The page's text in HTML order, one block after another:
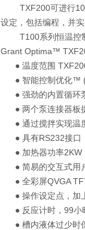
TXF200可进行10个
设定，包括编程，并
T100系列恒温控制
Grant Optima™
● 温度范围
● 智能控制优化™
● 强劲的内置循环
● 两个泵连接器板
● 通过搅拌实现温
● 具有RS232接口
● 加热器功率2KW
● 简易的交互式用
● 全彩屏QVGA
● 操作设定点，加
● 反应计时，99小
● 槽内液体过少时